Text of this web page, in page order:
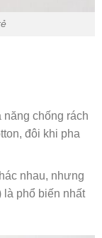
năng chống rách
đôi khi pha
nhau, nhưng
là phổ biến nhất